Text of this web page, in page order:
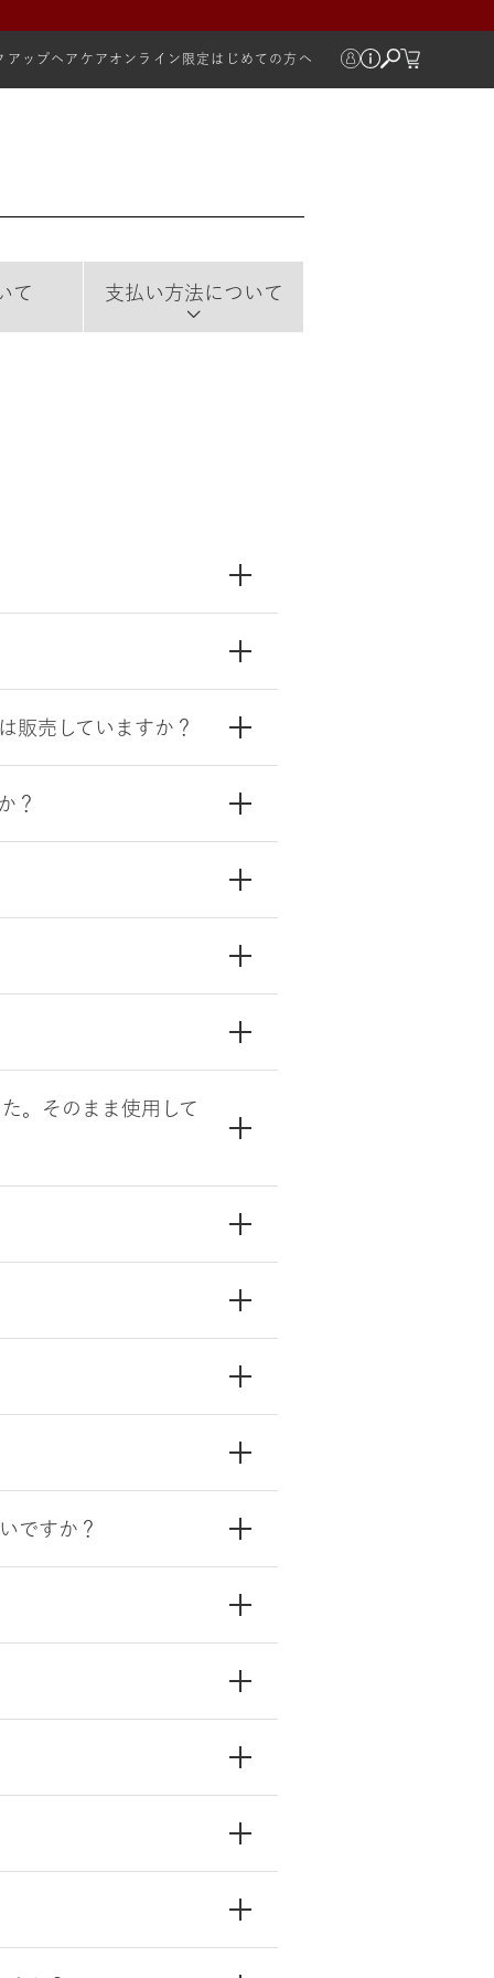
アップヘアケア オンライン限定 はじめての方へ
て 支払い方法について
販売していますか？
？
。そのまま使用して
ですか？